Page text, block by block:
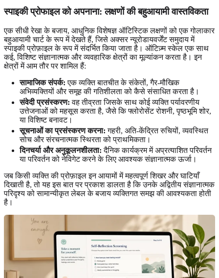
स्पाइकी प्रोफाइल को अपनाना: लक्षणों की बहुआयामी वास्तविकता
एक सीधी रेखा के बजाय, आधुनिक विशेषज्ञ ऑटिस्टिक लक्षणों को एक गोलाकार
बहुआयामी चार्ट के रूप में देखते हैं, जिसे अक्सर न्यूरोडायवर्जेंट समुदाय में
स्पाइकी प्रोफ़ाइल के रूप में संदर्भित किया जाता है। ऑटिज़्म स्केल एक साथ
कई, विशिष्ट संज्ञानात्मक और व्यवहारिक क्षेत्रों का मूल्यांकन करता है। इन
क्षेत्रों में आम तौर पर शामिल हैं:
सामाजिक संपर्क: एक व्यक्ति बातचीत के संकेतों, गैर-मौखिक
अभिव्यक्तियों और समूह की गतिशीलता को कैसे संसाधित करता है।
संवेदी प्रसंस्करण: वह तीव्रता जिसके साथ कोई व्यक्ति पर्यावरणीय
उत्तेजनाओं को महसूस करता है, जैसे कि फ्लोरोसेंट रोशनी, पृष्ठभूमि शोर,
या विशिष्ट बनावट।
सूचनाओं का प्रसंस्करण करना: गहरी, अति-केंद्रित रुचियों, व्यवस्थित
सोच और संरचनात्मक स्थिरता को प्राथमिकता।
दिनचर्या और अनुकूलनशीलता: दैनिक कार्यक्रम में अप्रत्याशित परिवर्तन
या परिवर्तन को नेविगेट करने के लिए आवश्यक संज्ञानात्मक ऊर्जा।
जब किसी व्यक्ति की प्रोफ़ाइल इन आयामों में महत्वपूर्ण शिखर और घाटियाँ
दिखाती है, तो यह इस बात पर प्रकाश डालता है कि उनके अद्वितीय संज्ञानात्मक
परिदृश्य को सामान्यीकृत लेबल के बजाय व्यक्तिगत समझ की आवश्यकता होती
है।